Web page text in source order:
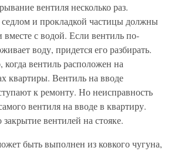
вентиля несколько раз.
и прокладкой частицы должны
вместе с водой. Если вентиль по-
воду, придется его разбирать.
когда вентиль расположен на
квартиры. Вентиль на вводе
к ремонту. Но неисправность
вентиля на вводе в квартиру.
закрытие вентилей на стояке.
быть выполнен из ковкого чугуна,